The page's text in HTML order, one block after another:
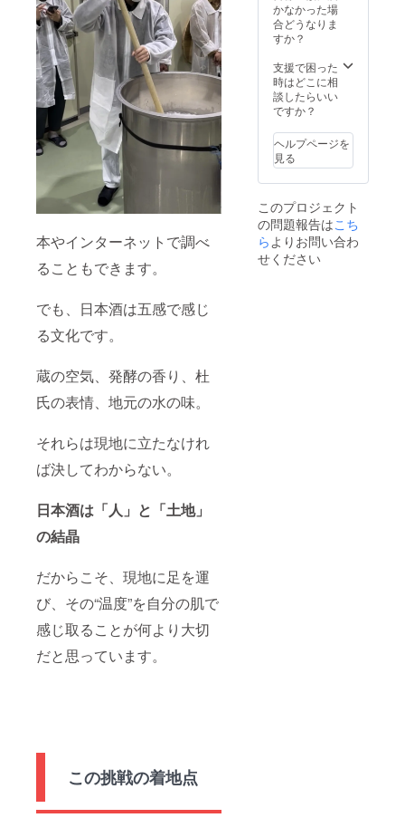
本やインターネットで調べ
ることもできます。
でも、日本酒は五感で感じ
る文化です。
蔵の空気、発酵の香り、杜
氏の表情、地元の水の味。
それらは現地に立たなけれ
ば決してわからない。
日本酒は「人」と「土地」
の結晶
だからこそ、現地に足を運
び、その“温度”を自分の肌で
感じ取ることが何より大切
だと思っています。
この挑戦の着地点
ゴの画
像の受
ては、
プロ
ジェク
ト終了
送りす
るメー
ルをご
確認く
い。
間：感
謝祭開
注意事
項：支
援時、
必ず備
掲載を
希望さ
れるお
名前を
くださ
い。ロ
ゴの画
像の受
け渡し
待
（2026
年3月5
詳細は
別途ご
案内 ・
感謝祭
ゴ掲載
（掲載
期間：
感謝祭
間中）
・注意
事項：
支援
時、必
かなかった場
合どうなりま
すか？
支援で困った
時はどこに相
談したらいい
ですか？
ヘルプページを
見る
このプロジェクト
の問題報告はこち
ら よりお問い合わ
せください